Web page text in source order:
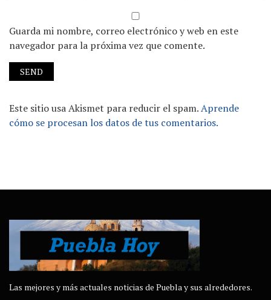
Guarda mi nombre, correo electrónico y web en este
navegador para la próxima vez que comente.
Este sitio usa Akismet para reducir el spam.Aprende
cómo se procesan los datos de tus comentarios.
Las mejores y más actuales noticias de Puebla y sus alrededores.